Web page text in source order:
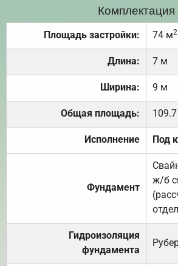
Комплектация
Площадь застройки: 74 м2
Длина: 7 м
Ширина: 9 м
Общая площадь:
Исполнение Под
Фундамент
ж/б
Гидроизоляция
фундамента